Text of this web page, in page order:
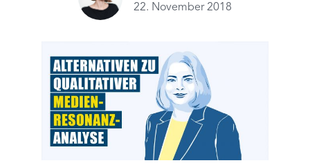
22. November 2018